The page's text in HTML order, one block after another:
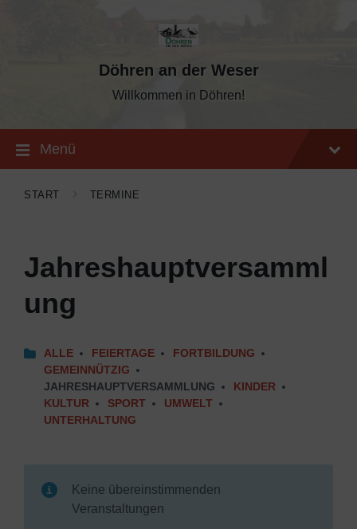
Döhren an der Weser
Willkommen in Döhren!
Menü
START TERMINE
Jahreshauptversamml
ung
ALLE FEIERTAGE
FORTBILDUNG
GEMEINNÜTZIG
JAHRESHAUPTVERSAMMLUNG
KINDER
KULTUR
SPORT
UMWELT
UNTERHALTUNG
Keine übereinstimmenden
Veranstaltungen